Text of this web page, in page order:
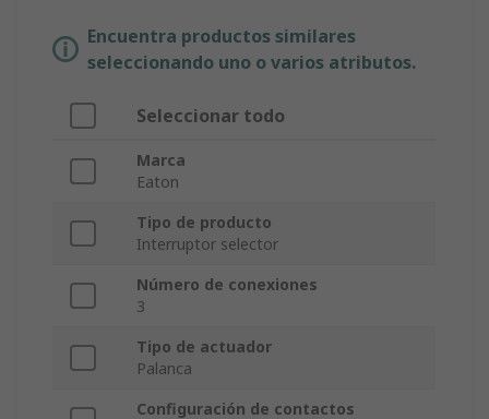
Encuentra productos similares
seleccionando uno o varios atributos.
Seleccionar todo
Marca
Eaton
Tipo de producto
Interruptor selector
Número de conexiones
3
Tipo de actuador
Palanca
Configuración de contactos